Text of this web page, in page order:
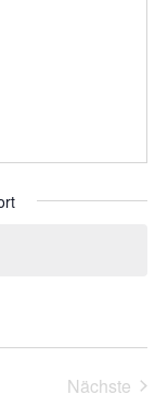
Nächste